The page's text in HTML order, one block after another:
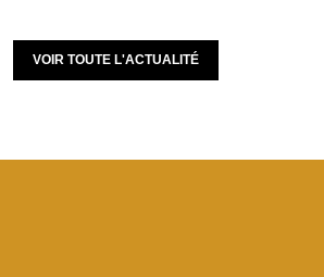
VOIR TOUTE L'ACTUALITÉ